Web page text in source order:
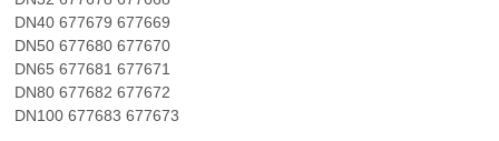
DN40 677679 677669
DN50 677680 677670
DN65 677681 677671
DN80 677682 677672
DN100 677683 677673